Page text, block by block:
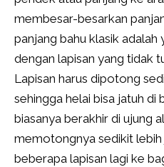
membesar-besarkan
panjang bahu klasik adalah
dengan lapisan yang tidak
Lapisan harus dipotong
sehingga helai bisa jatuh di
biasanya berakhir di ujung
memotongnya sedikit lebih
beberapa lapisan lagi ke